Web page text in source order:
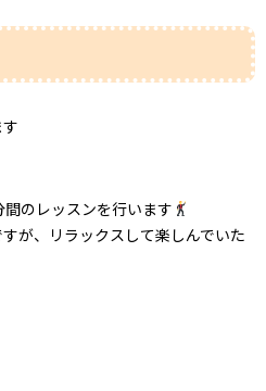
のレッスンを行います
が、リラックスして楽しんでいた